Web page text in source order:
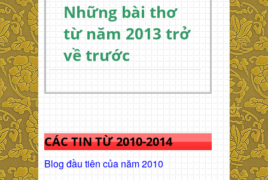
Những bài thơ
từ năm 2013 trở
về trước
CÁC TIN TỪ 2010-2014
Blog đầu tiên của năm 2010